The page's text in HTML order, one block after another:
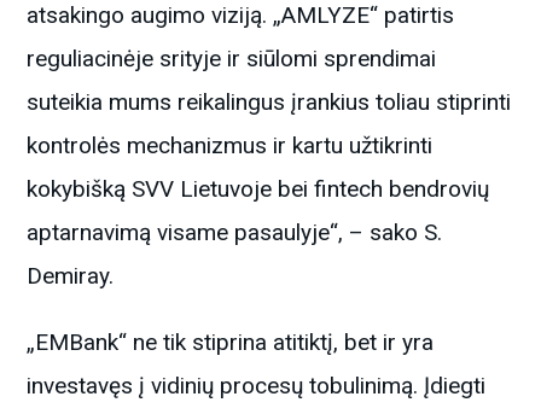
atsakingo augimo viziją. „AMLYZE“ patirtis
reguliacinėje srityje ir siūlomi sprendimai
suteikia mums reikalingus įrankius toliau stiprinti
kontrolės mechanizmus ir kartu užtikrinti
kokybišką SVV Lietuvoje bei fintech bendrovių
aptarnavimą visame pasaulyje“, – sako S.
Demiray.
„EMBank“ ne tik stiprina atitiktį, bet ir yra
investavęs į vidinių procesų tobulinimą. Įdiegti